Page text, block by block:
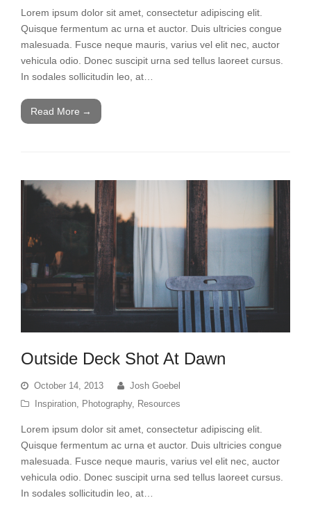
Lorem ipsum dolor sit amet, consectetur adipiscing elit.
Quisque fermentum ac urna et auctor. Duis ultricies congue
malesuada. Fusce neque mauris, varius vel elit nec, auctor
vehicula odio. Donec suscipit urna sed tellus laoreet cursus.
In sodales sollicitudin leo, at…
Read More →
Outside Deck Shot At Dawn
October 14, 2013
Josh Goebel
Inspiration Photography, Resources
Lorem ipsum dolor sit amet, consectetur adipiscing elit.
Quisque fermentum ac urna et auctor. Duis ultricies congue
malesuada. Fusce neque mauris, varius vel elit nec, auctor
vehicula odio. Donec suscipit urna sed tellus laoreet cursus.
In sodales sollicitudin leo, at…